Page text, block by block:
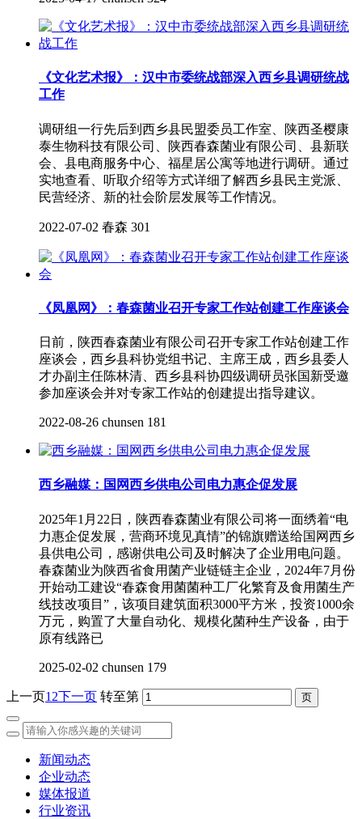
《文化艺术报》：汉中市委统战部深入西乡县调研统战
工作
调研组一行先后到西乡县民盟委员工作室、陕西圣樱康
泰生物科技有限公司、陕西春森菌业有限公司、县新联
会、县电商服务中心、福星居公寓等地进行调研。通过
实地查看、听取介绍等方式详细了解西乡县民主党派、
民营经济、新的社会阶层发展等工作情况。
2022-07-02 春森 301
《凤凰网》：春森菌业召开专家工作站创建工作座谈会
日前，陕西春森菌业有限公司召开专家工作站创建工作
座谈会，西乡县科协党组书记、主席王成，西乡县委人
才办副主任陈林清、西乡县科协四级调研员张国新受邀
参加座谈会并对专家工作站的创建提出指导建议。
2022-08-26 chunsen 181
西乡融媒：国网西乡供电公司电力惠企促发展
2025年1月22日，陕西春森菌业有限公司将一面绣着“电
力惠企促发展，营商环境见真情”的锦旗赠送给国网西乡
县供电公司，感谢供电公司及时解决了企业用电问题。
春森菌业为陕西省食用菌产业链链主企业，2024年7月份
开始动工建设“春森食用菌菌种工厂化繁育及食用菌生产
线技改项目”，该项目建筑面积3000平方米，投资1000余
万元，购置了大量自动化、规模化菌种生产设备，由于
原有线路已
2025-02-02 chunsen 179
上一页1 2下一页 转至第
新闻动态
企业动态
媒体报道
行业资讯